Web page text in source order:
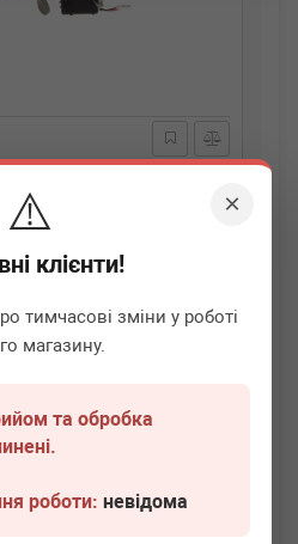
×
⚠️
клієнти!
тимчасові зміни у роботі
магазину.
та обробка
роботи:невідома
Renault Kangoo 97- (L)
В кошик